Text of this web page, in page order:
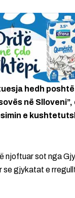
hedh
në
e
njoftuar sot nga
gjykatat e